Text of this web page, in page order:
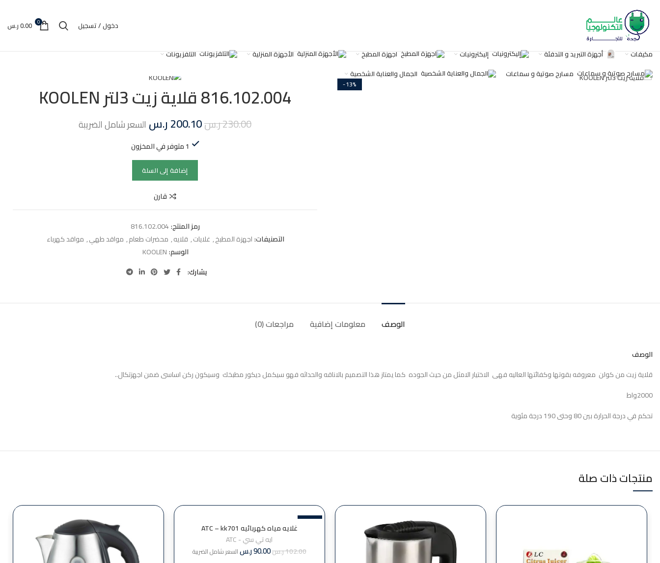
دخول / تسجيل 0
0.00ر.س
مكيفات أجهزة التبريد و التدفئة إليكترونيات اجهزة المطبخ الأجهزة المنزلية
التلفزيونات
مسارح صوتية و سماعات
الجمال والعناية الشخصية
-13% 816.102.004 قلاية زيت 3لتر KOOLEN
230.00ر.س200.10ر.س السعر شامل الضريبة
1 متوفر في المخزون
إضافة إلى السلة
قارن
رمز المنتج:816.102.004
التصنيفات:اجهزة المطبخ, غلايات, قلايه, محضرات طعام, مواقد طهي, مواقد كهرباء
الوسم:KOOLEN
يشارك
الوصف معلومات إضافية مراجعات (0)
الوصف
قلاية زيت من كولن معروفه بقوتها وكفائتها العاليه فهى الاختيار الامثل من حيث الجوده كما يمتاز هذا التصميم بالاناقه والحداثه فهو سيكمل ديكور مطبخك وسيكون ركن اساسى ضمن اجهزتكال..
2000واط
تحكم في درجة الحرارة بين 80 وحتى 190 درجة مئوية
منتجات ذات صلة
-12%
غلايه مياه كهربائيه ATC – kk701
ايه تي سي - ATC
102.00ر.س90.00ر.سالسعر شامل الضريبة